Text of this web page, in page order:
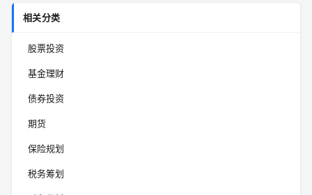
相关分类
股票投资
基金理财
债券投资
期货
保险规划
税务筹划